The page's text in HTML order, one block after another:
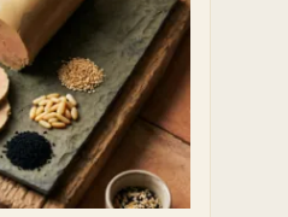
page
du
produit